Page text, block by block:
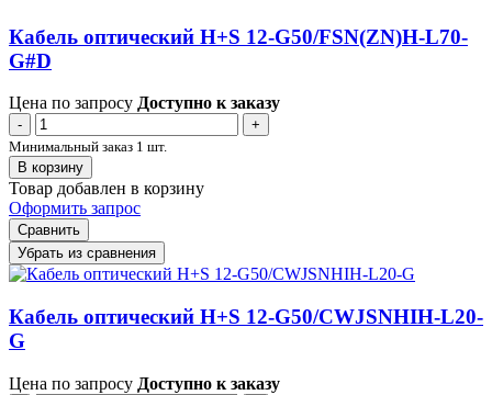
Кабель оптический H+S 12-G50/FSN(ZN)H-L70-
G#D
Цена по запросу Доступно к заказу
-
+
Минимальный заказ 1 шт.
В корзину
Товар добавлен в корзину
Оформить запрос
Сравнить
Убрать из сравнения
Кабель оптический H+S 12-G50/CWJSNHIH-L20-
G
Цена по запросу Доступно к заказу